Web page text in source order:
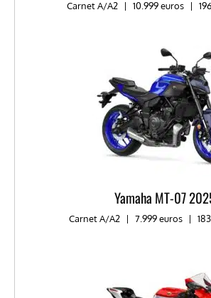
Carnet A/A2 | 10.999 euros |
Yamaha MT-07
Carnet A/A2 | 7.999 euros |